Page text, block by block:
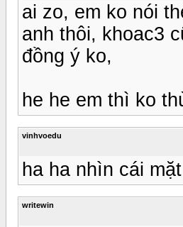
ai zo, em ko nói
anh thôi, khoac3
đồng ý ko,
he he em thì ko
vinhvoedu
ha ha nhìn cái
writewin